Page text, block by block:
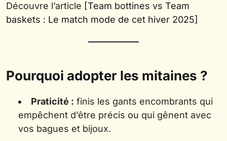
Découvre l’article [Team bottines vs Team
baskets : Le match mode de cet hiver 2025]
Pourquoi adopter les mitaines ?
Praticité : finis les gants encombrants qui
empêchent d’être précis ou qui gênent avec
vos bagues et bijoux.